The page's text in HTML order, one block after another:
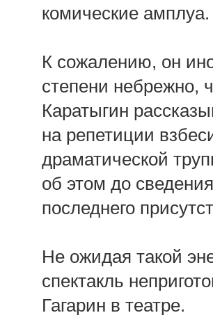
комические амплуа.
К сожалению, он
степени небрежно,
Каратыгин
на репетиции
драматической
об этом до
последнего
Не ожидая такой
спектакль
Гагарин в театре.